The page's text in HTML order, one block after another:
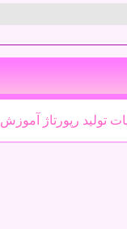
تولید رپورتاژ آموزش